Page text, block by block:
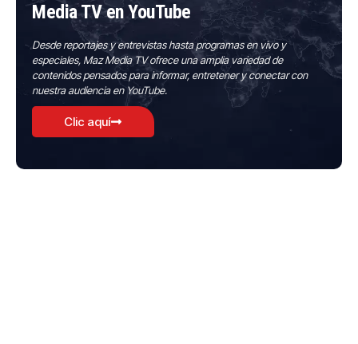
Media TV en YouTube
Desde reportajes y entrevistas hasta programas en vivo y
especiales, Maz Media TV ofrece una amplia variedad de
contenidos pensados para informar, entretener y conectar con
nuestra audiencia en YouTube.
Clic aquí